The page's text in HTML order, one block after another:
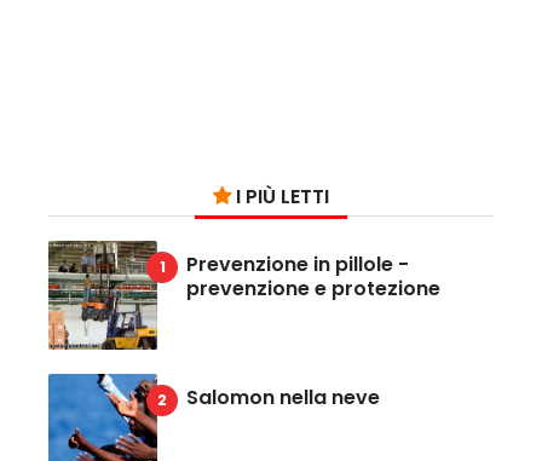
I PIÙ LETTI
Prevenzione in pillole -
prevenzione e protezione
Salomon nella neve